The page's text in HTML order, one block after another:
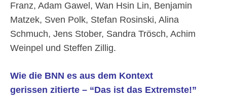
Franz, Adam Gawel, Wan Hsin Lin, Benjamin
Matzek, Sven Polk, Stefan Rosinski, Alina
Schmuch, Jens Stober, Sandra Trösch, Achim
Weinpel und Steffen Zillig.
Wie die BNN es aus dem Kontext
gerissen zitierte – “Das ist das Extremste!”